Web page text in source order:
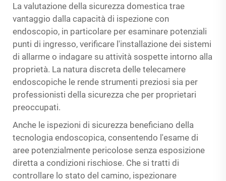
La valutazione della sicurezza domestica trae
vantaggio dalla capacità di ispezione con
endoscopio, in particolare per esaminare potenziali
punti di ingresso, verificare l'installazione dei sistemi
di allarme o indagare su attività sospette intorno alla
proprietà. La natura discreta delle telecamere
endoscopiche le rende strumenti preziosi sia per
professionisti della sicurezza che per proprietari
preoccupati.
Anche le ispezioni di sicurezza beneficiano della
tecnologia endoscopica, consentendo l'esame di
aree potenzialmente pericolose senza esposizione
diretta a condizioni rischiose. Che si tratti di
controllare lo stato del camino, ispezionare